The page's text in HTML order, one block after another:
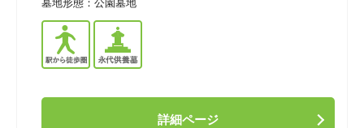
墓地形態： 公園墓地
詳細ページ